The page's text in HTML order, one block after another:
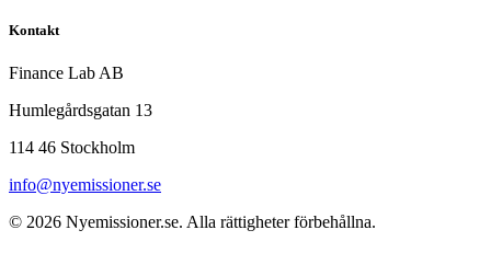
Kontakt
Finance Lab AB
Humlegårdsgatan 13
114 46 Stockholm
info@nyemissioner.se
© 2026 Nyemissioner.se. Alla rättigheter förbehållna.